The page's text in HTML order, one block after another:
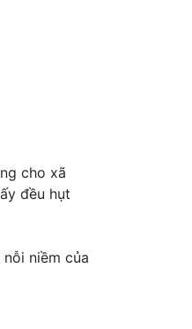
cho xã
đều hụt
niềm của